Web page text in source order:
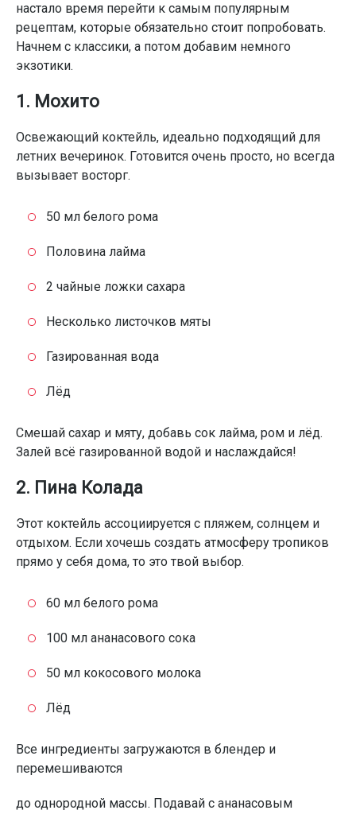
настало время перейти к самым популярным
рецептам, которые обязательно стоит попробовать.
Начнем с классики, а потом добавим немного
экзотики.
1. Мохито
Освежающий коктейль, идеально подходящий для
летних вечеринок. Готовится очень просто, но всегда
вызывает восторг.
50 мл белого рома
Половина лайма
2 чайные ложки сахара
Несколько листочков мяты
Газированная вода
Лёд
Смешай сахар и мяту, добавь сок лайма, ром и лёд.
Залей всё газированной водой и наслаждайся!
2. Пина Колада
Этот коктейль ассоциируется с пляжем, солнцем и
отдыхом. Если хочешь создать атмосферу тропиков
прямо у себя дома, то это твой выбор.
60 мл белого рома
100 мл ананасового сока
50 мл кокосового молока
Лёд
Все ингредиенты загружаются в блендер и
перемешиваются
до однородной массы. Подавай с ананасовым